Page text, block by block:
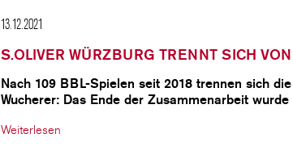
13.12.2021
S.OLIVER WÜRZBURG TRENNT SICH
Nach 109 BBL-Spielen seit 2018 trennen sich
Wucherer: Das Ende der Zusammenarbeit
Weiterlesen